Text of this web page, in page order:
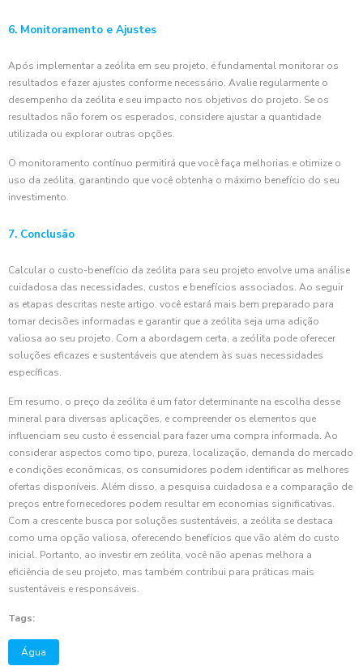
6. Monitoramento e Ajustes
Após implementar a zeólita em seu projeto, é fundamental monitorar os
resultados e fazer ajustes conforme necessário. Avalie regularmente o
desempenho da zeólita e seu impacto nos objetivos do projeto. Se os
resultados não forem os esperados, considere ajustar a quantidade
utilizada ou explorar outras opções.
O monitoramento contínuo permitirá que você faça melhorias e otimize o
uso da zeólita, garantindo que você obtenha o máximo benefício do seu
investimento.
7. Conclusão
Calcular o custo-benefício da zeólita para seu projeto envolve uma análise
cuidadosa das necessidades, custos e benefícios associados. Ao seguir
as etapas descritas neste artigo, você estará mais bem preparado para
tomar decisões informadas e garantir que a zeólita seja uma adição
valiosa ao seu projeto. Com a abordagem certa, a zeólita pode oferecer
soluções eficazes e sustentáveis que atendem às suas necessidades
específicas.
Em resumo, o preço da zeólita é um fator determinante na escolha desse
mineral para diversas aplicações, e compreender os elementos que
influenciam seu custo é essencial para fazer uma compra informada. Ao
considerar aspectos como tipo, pureza, localização, demanda do mercado
e condições econômicas, os consumidores podem identificar as melhores
ofertas disponíveis. Além disso, a pesquisa cuidadosa e a comparação de
preços entre fornecedores podem resultar em economias significativas.
Com a crescente busca por soluções sustentáveis, a zeólita se destaca
como uma opção valiosa, oferecendo benefícios que vão além do custo
inicial. Portanto, ao investir em zeólita, você não apenas melhora a
eficiência de seu projeto, mas também contribui para práticas mais
sustentáveis e responsáveis.
Tags:
Água